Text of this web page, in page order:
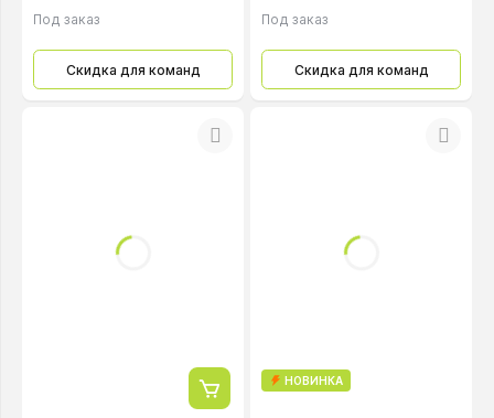
Под заказ
Скидка для команд
Под заказ
Скидка для команд
НОВИНКА